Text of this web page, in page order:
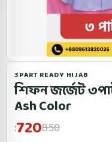
3PART READY HIJAB
শিফন জর্জেট
Ash Color
:720850